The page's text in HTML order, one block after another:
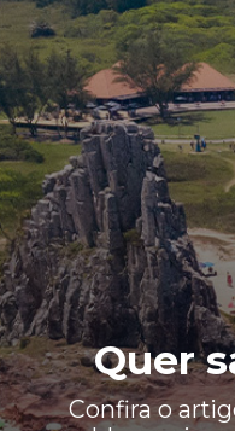
Quer
Confira o